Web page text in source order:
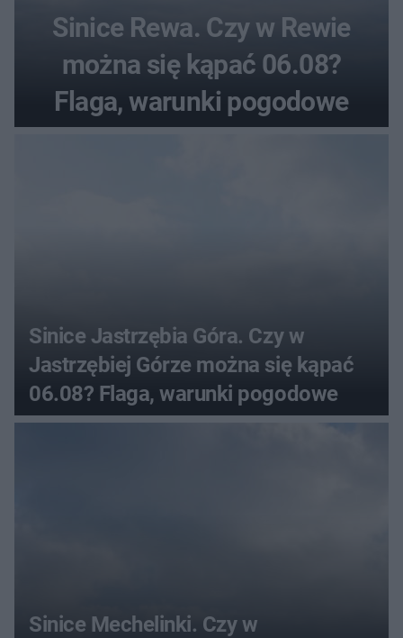
Sinice Rewa. Czy w Rewie
można się kąpać 06.08?
Flaga, warunki pogodowe
Sinice Jastrzębia Góra. Czy w
Jastrzębiej Górze można się kąpać
06.08? Flaga, warunki pogodowe
Sinice Mechelinki. Czy w